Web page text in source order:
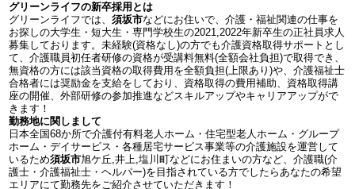
グリーンライフの新卒採用とは
グリーンライフでは、須坂市などにお住いで、介護・福祉関連の仕事を
お探しの大学生・短大生・専門学校生の2021,2022年新卒生の正社員求人
募集しております。未経験(資格なし)の方でも介護資格取得サポートとし
て、介護職員初任者研修の資格が受講料無料(全額会社負担)で取得でき、
無資格の方には該当資格の取得費用を全額負担(上限あり)や、介護福祉士
合格者には奨励金を支給をしており、資格取得の費用補助、資格取得講
座の開催、外部研修の参加推進などスキルアップやキャリアアップがで
きます！
勤務地に関しまして
日本全国68か所で介護付有料老人ホーム・住宅型老人ホーム・グループ
ホーム・デイサービス・各種居宅サービス事業等の介護施設を運営して
いるため須坂市旭ケ丘,井上,塩川町などにお住まいの方など、介護職(介
護士・介護福祉士・ヘルパー)を目指されている方でしたらあなたの希望
エリアにて勤務先をご紹介させていただきます！